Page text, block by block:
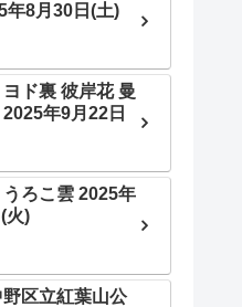
年8月30日(土)
ド裏 彼岸花 曼
年9月22日
ろこ雲 2025年
火)
野区立紅葉山公